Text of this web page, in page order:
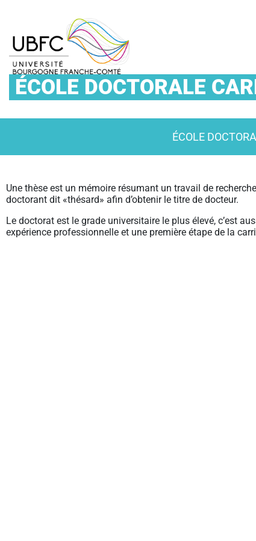
ÉCOLE DOCTORALE
ÉCOLE
Une thèse est un mémoire résumant un travail de
doctorant dit «thésard» afin d’obtenir le titre de docteur.
Le doctorat est le grade universitaire le plus élevé, c’est
expérience professionnelle et une première étape de la